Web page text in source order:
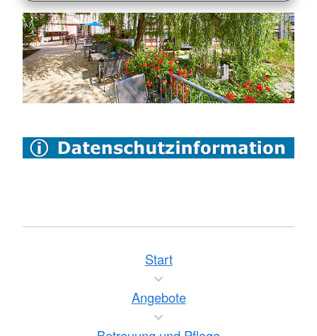
Start
Angebote